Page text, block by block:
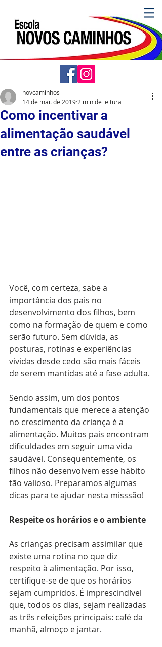
Como incentivar a
alimentação saudável
entre as crianças?
novcaminhos
14 de mai. de 2019 2 min de leitura
Você, com certeza, sabe a
importância dos pais no
desenvolvimento dos filhos, bem
como na formação de quem e como
serão futuro. Sem dúvida, as
posturas, rotinas e experiências
vividas desde cedo são mais fáceis
de serem mantidas até a fase adulta.
Sendo assim, um dos pontos
fundamentais que merece a atenção
no crescimento da criança é a
alimentação. Muitos pais encontram
dificuldades em seguir uma vida
saudável. Consequentemente, os
filhos não desenvolvem esse hábito
tão valioso. Preparamos algumas
dicas para te ajudar nesta misssão!
Respeite os horários e o ambiente
As crianças precisam assimilar que
existe uma rotina no que diz
respeito à alimentação. Por isso,
certifique-se de que os horários
sejam cumpridos. É imprescindível
que, todos os dias, sejam realizadas
as três refeições principais: café da
manhã, almoço e jantar.